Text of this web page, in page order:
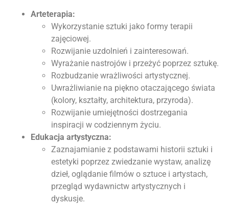
Arteterapia:
Wykorzystanie sztuki jako formy terapii
zajęciowej.
Rozwijanie uzdolnień i zainteresowań.
Wyrażanie nastrojów i przeżyć poprzez sztukę.
Rozbudzanie wrażliwości artystycznej.
Uwrażliwianie na piękno otaczającego świata
(kolory, kształty, architektura, przyroda).
Rozwijanie umiejętności dostrzegania
inspiracji w codziennym życiu.
Edukacja artystyczna:
Zaznajamianie z podstawami historii sztuki i
estetyki poprzez zwiedzanie wystaw, analizę
dzieł, oglądanie filmów o sztuce i artystach,
przegląd wydawnictw artystycznych i
dyskusje.